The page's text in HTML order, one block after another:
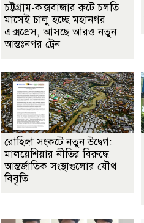
চট্টগ্রাম-কক্সবাজার রুটে চলতি
মাসেই চালু হচ্ছে মহানগর
এক্সপ্রেস, আসছে আরও নতুন
আন্তঃনগর ট্রেন
রোহিঙ্গা সংকটে নতুন উদ্বেগ:
মালয়েশিয়ার নীতির বিরুদ্ধে
আন্তর্জাতিক সংস্থাগুলোর যৌথ
বিবৃতি